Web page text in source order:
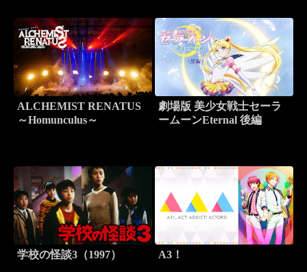
ALCHEMIST RENATUS
～Homunculus～
劇場版 美少女戦士セーラ
ームーンEternal 後編
学校の怪談3（1997） A3！